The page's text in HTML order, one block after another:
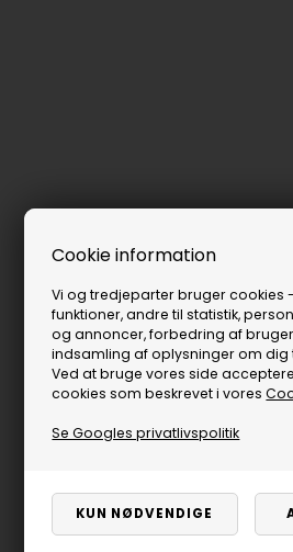
Cookie information
Vi og tredjeparter bruger cookies
funktioner, andre til statistik,
og annoncer, forbedring af
indsamling af oplysninger om dig
Ved at bruge vores side
cookies som beskrevet i vores
Se Googles privatlivspolitik